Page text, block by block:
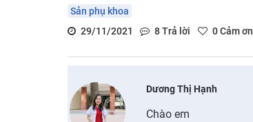
Sản phụ khoa
29/11/2021
8Trả lời 0Cảm ơn
Dương Thị Hạnh
Chào em